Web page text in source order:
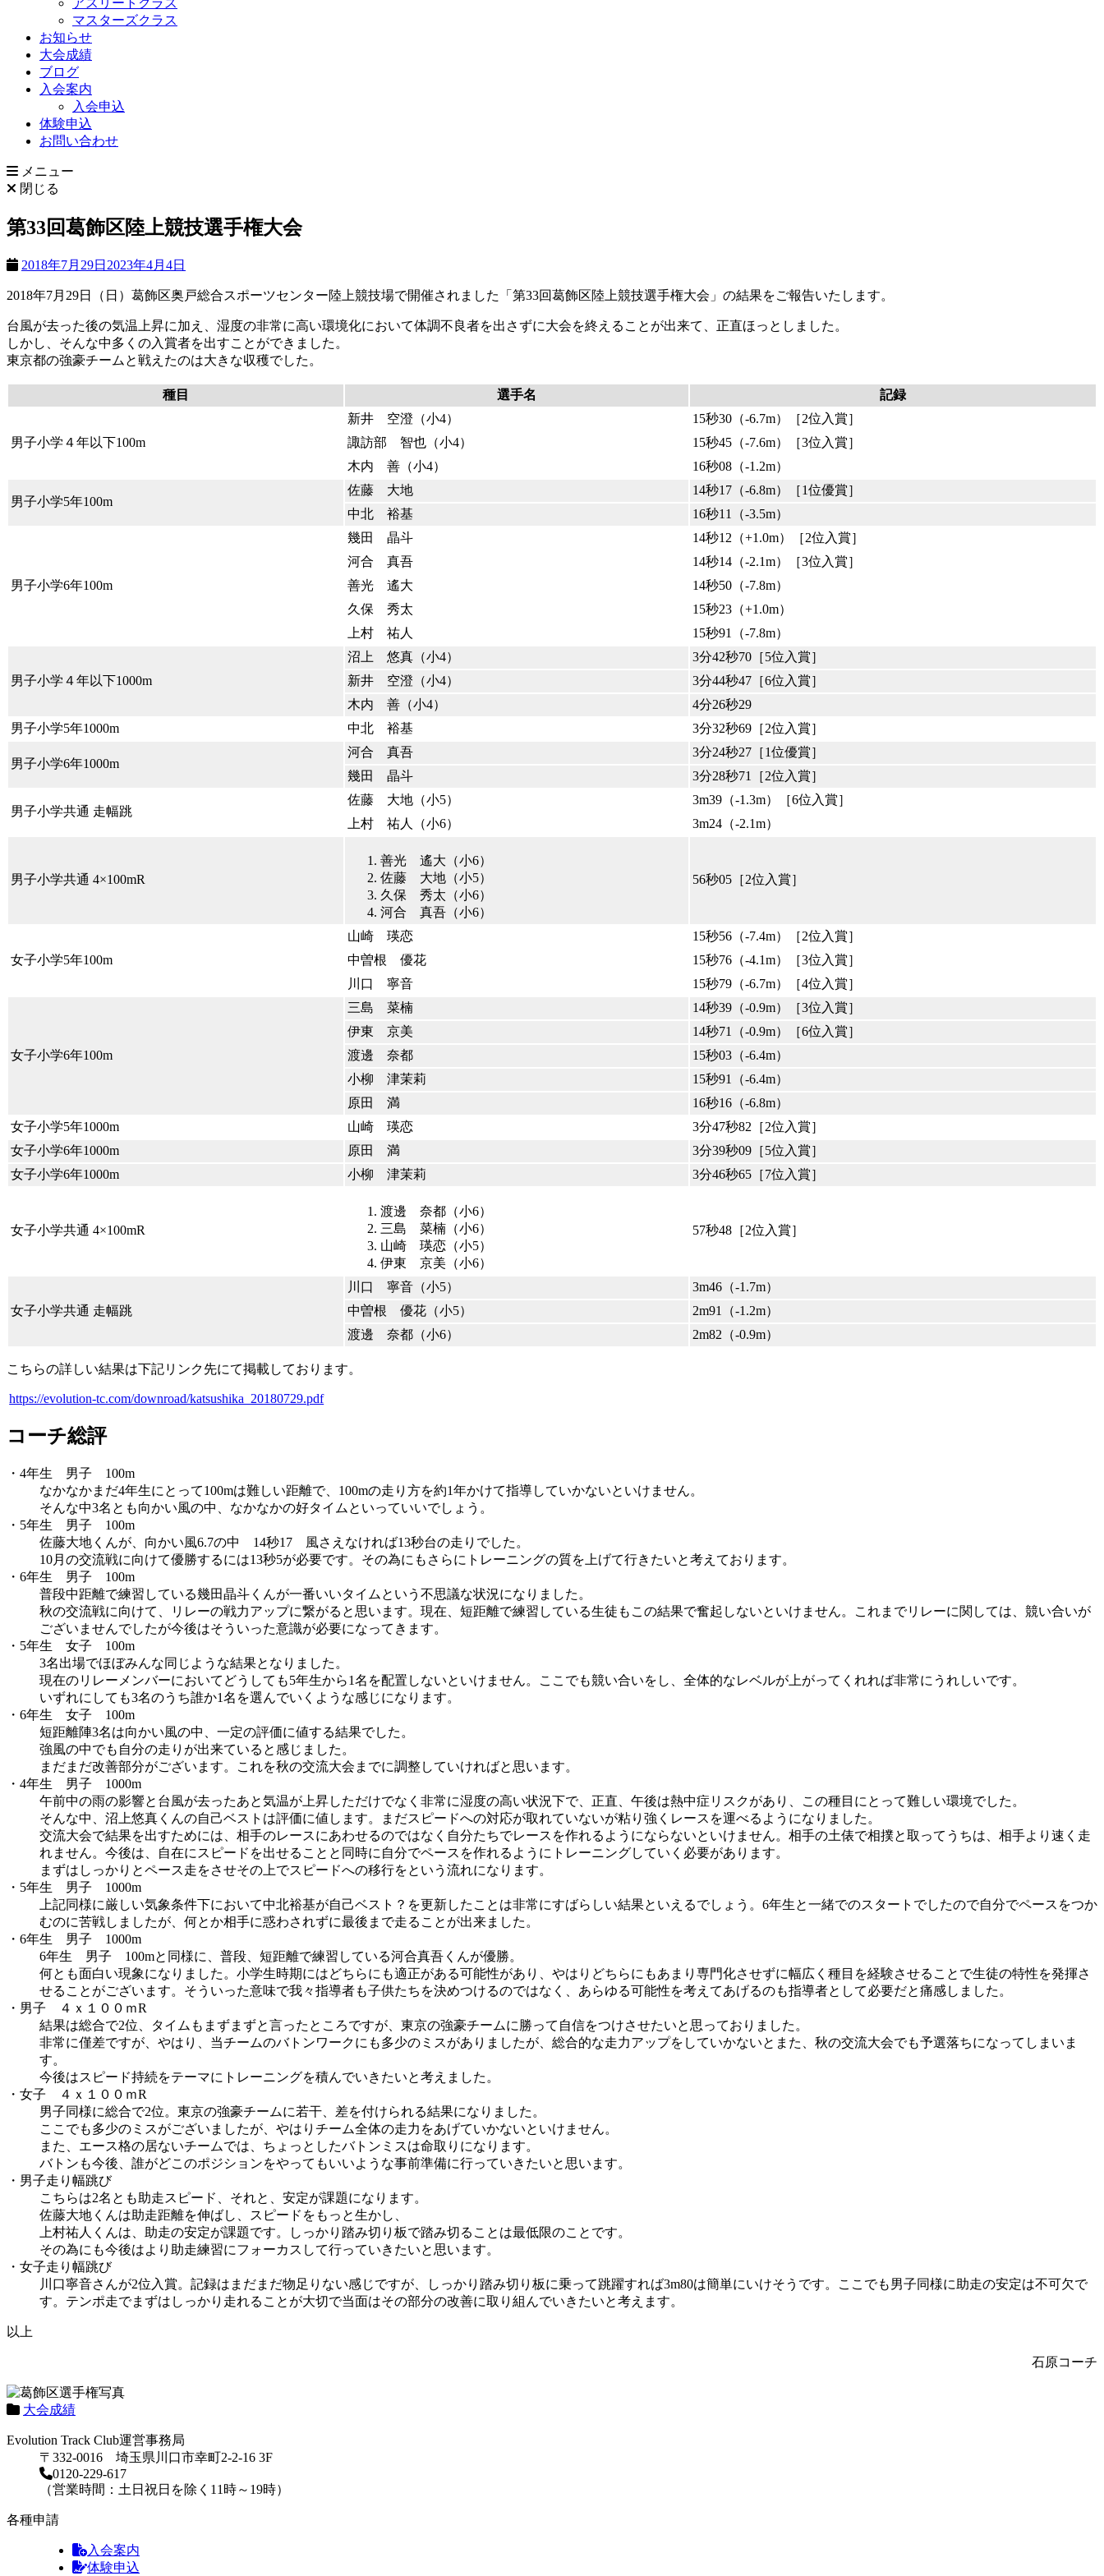
マスターズクラス
お知らせ
大会成績
ブログ
入会案内
入会申込
体験申込
お問い合わせ
メニュー
閉じる
第33回葛飾区陸上競技選手権大会
2018年7月29日 2023年4月4日
2018年7月29日（日）葛飾区奥戸総合スポーツセンター陸上競技場で開催されました「第33回葛飾区陸上競技選手権大会」の結果をご報告いたします。
台風が去った後の気温上昇に加え、湿度の非常に高い環境化において体調不良者を出さずに大会を終えることが出来て、正直ほっとしました。
しかし、そんな中多くの入賞者を出すことができました。
東京都の強豪チームと戦えたのは大きな収穫でした。
種目 選手名 記録
男子小学４年以下100m
新井 空澄（小4）
15秒30（-6.7m）［2位入賞］
諏訪部 智也（小4）
15秒45（-7.6m）［3位入賞］
木内 善（小4）
16秒08（-1.2m）
男子小学5年100m
佐藤 大地
14秒17（-6.8m）［1位優賞］
中北 裕基
16秒11（-3.5m）
男子小学6年100m
幾田 晶斗
14秒12（+1.0m）［2位入賞］
河合 真吾
14秒14（-2.1m）［3位入賞］
善光 遙大
14秒50（-7.8m）
久保 秀太
15秒23（+1.0m）
上村 祐人
15秒91（-7.8m）
男子小学４年以下1000m
沼上 悠真（小4）
3分42秒70［5位入賞］
新井 空澄（小4）
3分44秒47［6位入賞］
木内 善（小4）
4分26秒29
男子小学5年1000m
中北 裕基 3分32秒69［2位入賞］
男子小学6年1000m
河合 真吾
3分24秒27［1位優賞］
幾田 晶斗
3分28秒71［2位入賞］
男子小学共通 走幅跳
佐藤 大地（小5）
3m39（-1.3m）［6位入賞］
上村 祐人（小6）
3m24（-2.1m）
男子小学共通 4×100mR
善光 遙大（小6）
佐藤 大地（小5）
久保 秀太（小6）
河合 真吾（小6）
56秒05［2位入賞］
女子小学5年100m
山崎 瑛恋
15秒56（-7.4m）［2位入賞］
中曽根 優花
15秒76（-4.1m）［3位入賞］
川口 寧音
15秒79（-6.7m）［4位入賞］
女子小学6年100m
三島 菜楠
14秒39（-0.9m）［3位入賞］
伊東 京美
14秒71（-0.9m）［6位入賞］
渡邊 奈都
15秒03（-6.4m）
小柳 津茉莉
15秒91（-6.4m）
原田 満
16秒16（-6.8m）
女子小学5年1000m
山崎 瑛恋
3分47秒82［2位入賞］
女子小学6年1000m
原田 満
3分39秒09［5位入賞］
女子小学6年1000m
小柳 津茉莉 3分46秒65［7位入賞］
女子小学共通 4×100mR
渡邊 奈都（小6）
三島 菜楠（小6）
山崎 瑛恋（小5）
伊東 京美（小6）
57秒48［2位入賞］
女子小学共通 走幅跳
川口 寧音（小5）
3m46（-1.7m）
中曽根 優花（小5）
2m91（-1.2m）
渡邊 奈都（小6）
2m82（-0.9m）
こちらの詳しい結果は下記リンク先にて掲載しております。
https://evolution-tc.com/downroad/katsushika_20180729.pdf
コーチ総評
・4年生 男子 100m
なかなかまだ4年生にとって100mは難しい距離で、100mの走り方を約1年かけて指導していかないといけません。
そんな中3名とも向かい風の中、なかなかの好タイムといっていいでしょう。
・5年生 男子 100m
佐藤大地くんが、向かい風6.7の中 14秒17 風さえなければ13秒台の走りでした。
10月の交流戦に向けて優勝するには13秒5が必要です。その為にもさらにトレーニングの質を上げて行きたいと考えております。
・6年生 男子 100m
普段中距離で練習している幾田晶斗くんが一番いいタイムという不思議な状況になりました。
秋の交流戦に向けて、リレーの戦力アップに繋がると思います。現在、短距離で練習している生徒もこの結果で奮起しないといけません。これまでリレーに関しては、競い合いが
ございませんでしたが今後はそういった意識が必要になってきます。
・5年生 女子 100m
3名出場でほぼみんな同じような結果となりました。
現在のリレーメンバーにおいてどうしても5年生から1名を配置しないといけません。ここでも競い合いをし、全体的なレベルが上がってくれれば非常にうれしいです。
いずれにしても3名のうち誰か1名を選んでいくような感じになります。
・6年生 女子 100m
短距離陣3名は向かい風の中、一定の評価に値する結果でした。
強風の中でも自分の走りが出来ていると感じました。
まだまだ改善部分がございます。これを秋の交流大会までに調整していければと思います。
・4年生 男子 1000m
午前中の雨の影響と台風が去ったあと気温が上昇しただけでなく非常に湿度の高い状況下で、正直、午後は熱中症リスクがあり、この種目にとって難しい環境でした。
そんな中、沼上悠真くんの自己ベストは評価に値します。まだスピードへの対応が取れていないが粘り強くレースを運べるようになりました。
交流大会で結果を出すためには、相手のレースにあわせるのではなく自分たちでレースを作れるようにならないといけません。相手の土俵で相撲と取ってうちは、相手より速く走
れません。今後は、自在にスピードを出せることと同時に自分でペースを作れるようにトレーニングしていく必要があります。
まずはしっかりとペース走をさせその上でスピードへの移行をという流れになります。
・5年生 男子 1000m
上記同様に厳しい気象条件下において中北裕基が自己ベスト？を更新したことは非常にすばらしい結果といえるでしょう。6年生と一緒でのスタートでしたので自分でペースをつか
むのに苦戦しましたが、何とか相手に惑わされずに最後まで走ることが出来ました。
・6年生 男子 1000m
6年生 男子 100mと同様に、普段、短距離で練習している河合真吾くんが優勝。
何とも面白い現象になりました。小学生時期にはどちらにも適正がある可能性があり、やはりどちらにもあまり専門化させずに幅広く種目を経験させることで生徒の特性を発揮さ
せることがございます。そういった意味で我々指導者も子供たちを決めつけるのではなく、あらゆる可能性を考えてあげるのも指導者として必要だと痛感しました。
・男子 ４ｘ１００ｍR
結果は総合で2位、タイムもまずまずと言ったところですが、東京の強豪チームに勝って自信をつけさせたいと思っておりました。
非常に僅差ですが、やはり、当チームのバトンワークにも多少のミスがありましたが、総合的な走力アップをしていかないとまた、秋の交流大会でも予選落ちになってしまいま
す。
今後はスピード持続をテーマにトレーニングを積んでいきたいと考えました。
・女子 ４ｘ１００ｍR
男子同様に総合で2位。東京の強豪チームに若干、差を付けられる結果になりました。
ここでも多少のミスがございましたが、やはりチーム全体の走力をあげていかないといけません。
また、エース格の居ないチームでは、ちょっとしたバトンミスは命取りになります。
バトンも今後、誰がどこのポジションをやってもいいような事前準備に行っていきたいと思います。
・男子走り幅跳び
こちらは2名とも助走スピード、それと、安定が課題になります。
佐藤大地くんは助走距離を伸ばし、スピードをもっと生かし、
上村祐人くんは、助走の安定が課題です。しっかり踏み切り板で踏み切ることは最低限のことです。
その為にも今後はより助走練習にフォーカスして行っていきたいと思います。
・女子走り幅跳び
川口寧音さんが2位入賞。記録はまだまだ物足りない感じですが、しっかり踏み切り板に乗って跳躍すれば3m80は簡単にいけそうです。ここでも男子同様に助走の安定は不可欠で
す。テンポ走でまずはしっかり走れることが大切で当面はその部分の改善に取り組んでいきたいと考えます。
以上
石原コーチ
大会成績
Evolution Track Club運営事務局
〒332-0016 埼玉県川口市幸町2-2-16 3F
0120-229-617
（営業時間：土日祝日を除く11時～19時）
各種申請
入会案内
体験申込